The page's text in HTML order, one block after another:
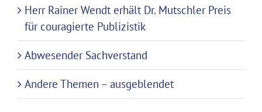
Herr Rainer Wendt erhält Dr. Mutschler Preis
für couragierte Publizistik
Abwesender Sachverstand
Andere Themen – ausgeblendet